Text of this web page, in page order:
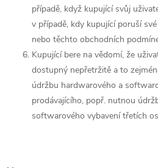
případě, když kupující svůj
v případě, kdy kupující poruší
nebo těchto obchodních
Kupující bere na vědomí, že
dostupný nepřetržitě a to
údržbu hardwarového a
prodávajícího, popř. nutnou
softwarového vybavení třetích